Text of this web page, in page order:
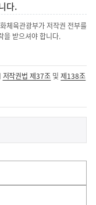
다.
체육관광부가 저작권 전부를
을 받으셔야 합니다.
저작권법 제37조 및제138조